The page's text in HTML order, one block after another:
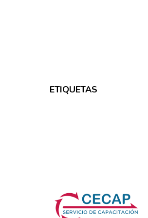
ETIQUETAS